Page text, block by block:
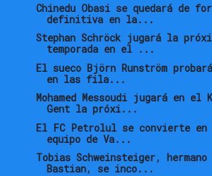
Chinedu Obasi se quedará de
definitiva en la...
Stephan Schröck jugará la
temporada en el ...
El sueco Björn Runström
en las fila...
Mohamed Messoudi jugará en el
Gent la próxi...
El FC Petrolul se convierte en
equipo de Va...
Tobias Schweinsteiger, hermano
Bastian, se inco...